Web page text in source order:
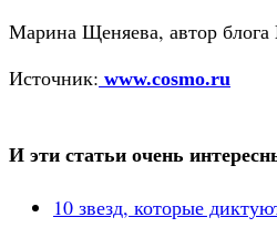
Марина Щеняева, автор
Источник: www.cosmo.ru
И эти статьи очень
10 звезд, которые